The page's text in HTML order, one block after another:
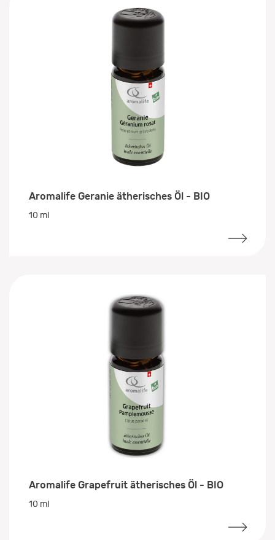
Aromalife Geranie ätherisches Öl - BIO
10 ml
Aromalife Grapefruit ätherisches Öl - BIO
10 ml